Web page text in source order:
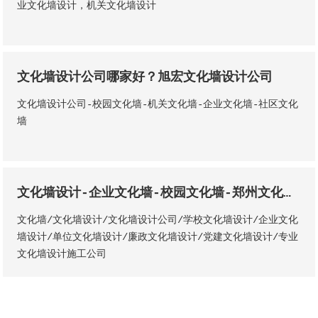
业文化墙设计，机关文化墙设计
文化墙设计公司哪家好？旭宏文化墙设计公司
文化墙设计公司-校园文化墙-机关文化墙-企业文化墙-社区文化
墙
文化墙设计-企业文化墙-校园文化墙-郑州文化墙设计公司-河南展厅展馆设计公司
文化墙/文化墙设计/文化墙设计公司/学校文化墙设计/企业文化
墙设计/单位文化墙设计/廉政文化墙设计/党建文化墙设计/专业
文化墙设计施工公司